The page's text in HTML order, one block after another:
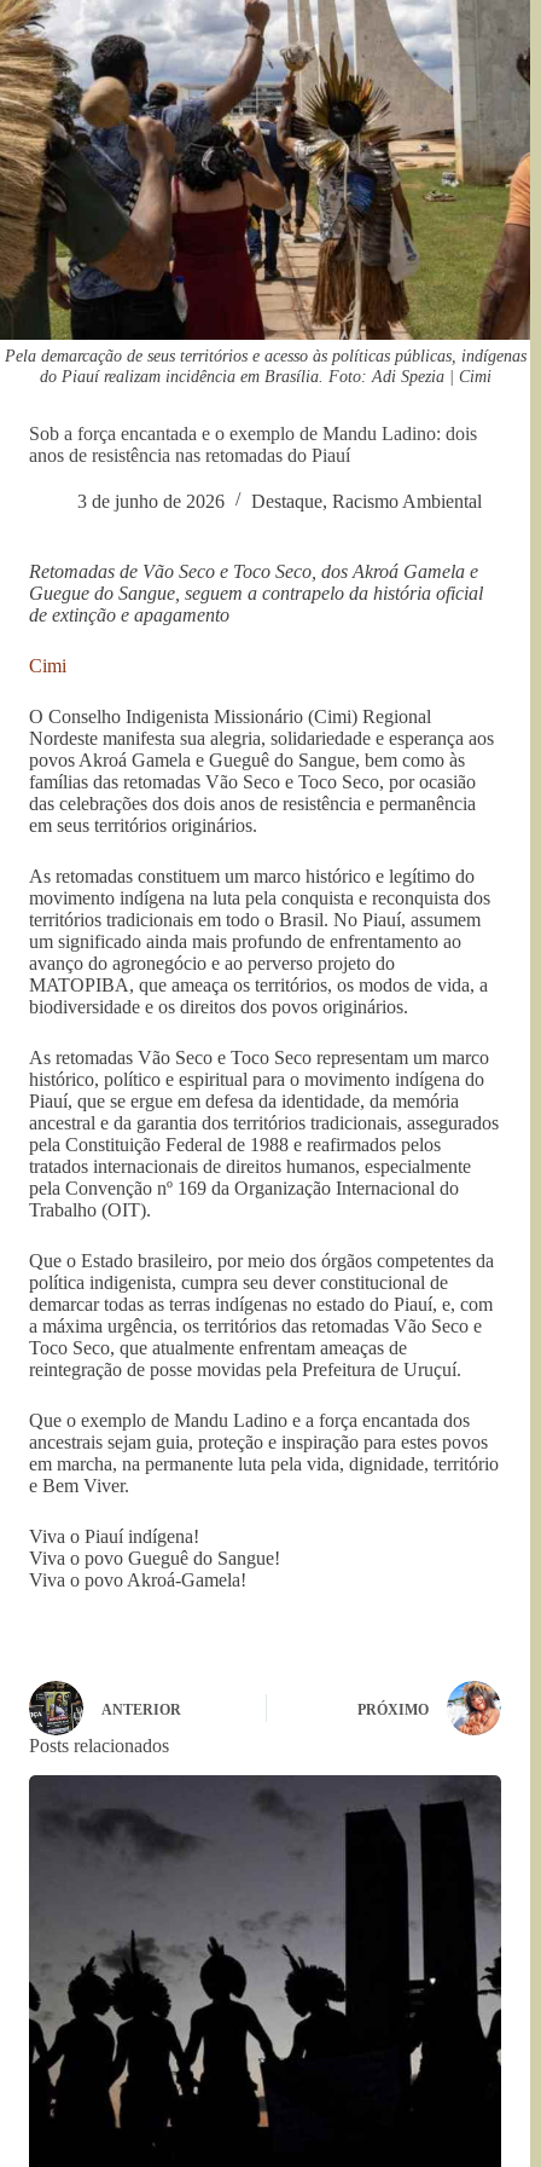
Pela demarcação de seus territórios e acesso às políticas públicas, indígenas
do Piauí realizam incidência em Brasília. Foto: Adi Spezia | Cimi
Sob a força encantada e o exemplo de Mandu Ladino: dois
anos de resistência nas retomadas do Piauí
3 de junho de 2026 Destaque, Racismo Ambiental
Retomadas de Vão Seco e Toco Seco, dos Akroá Gamela e
Guegue do Sangue, seguem a contrapelo da história oficial
de extinção e apagamento
Cimi
O Conselho Indigenista Missionário (Cimi) Regional
Nordeste manifesta sua alegria, solidariedade e esperança aos
povos Akroá Gamela e Gueguê do Sangue, bem como às
famílias das retomadas Vão Seco e Toco Seco, por ocasião
das celebrações dos dois anos de resistência e permanência
em seus territórios originários.
As retomadas constituem um marco histórico e legítimo do
movimento indígena na luta pela conquista e reconquista dos
territórios tradicionais em todo o Brasil. No Piauí, assumem
um significado ainda mais profundo de enfrentamento ao
avanço do agronegócio e ao perverso projeto do
MATOPIBA, que ameaça os territórios, os modos de vida, a
biodiversidade e os direitos dos povos originários.
As retomadas Vão Seco e Toco Seco representam um marco
histórico, político e espiritual para o movimento indígena do
Piauí, que se ergue em defesa da identidade, da memória
ancestral e da garantia dos territórios tradicionais, assegurados
pela Constituição Federal de 1988 e reafirmados pelos
tratados internacionais de direitos humanos, especialmente
pela Convenção nº 169 da Organização Internacional do
Trabalho (OIT).
Que o Estado brasileiro, por meio dos órgãos competentes da
política indigenista, cumpra seu dever constitucional de
demarcar todas as terras indígenas no estado do Piauí, e, com
a máxima urgência, os territórios das retomadas Vão Seco e
Toco Seco, que atualmente enfrentam ameaças de
reintegração de posse movidas pela Prefeitura de Uruçuí.
Que o exemplo de Mandu Ladino e a força encantada dos
ancestrais sejam guia, proteção e inspiração para estes povos
em marcha, na permanente luta pela vida, dignidade, território
e Bem Viver.
Viva o Piauí indígena!
Viva o povo Gueguê do Sangue!
Viva o povo Akroá-Gamela!
ANTERIOR PRÓXIMO
Posts relacionados